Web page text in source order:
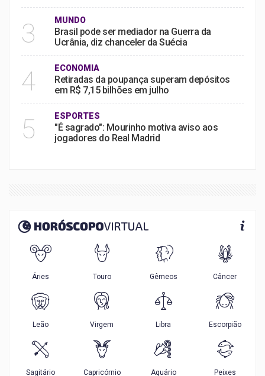
3 MUNDO
Brasil pode ser mediador na Guerra da
Ucrânia, diz chanceler da Suécia
4 ECONOMIA
Retiradas da poupança superam depósitos
em R$ 7,15 bilhões em julho
5 ESPORTES
"É sagrado": Mourinho motiva aviso aos
jogadores do Real Madrid